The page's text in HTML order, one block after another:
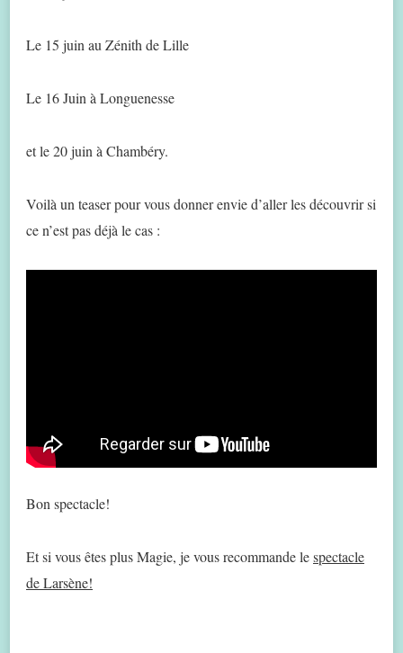
Le 15 juin au Zénith de Lille
Le 16 Juin à Longuenesse
et le 20 juin à Chambéry.
Voilà un teaser pour vous donner envie d’aller les découvrir si
ce n’est pas déjà le cas :
Bon spectacle!
Et si vous êtes plus Magie, je vous recommande lespectacle
de Larsène!